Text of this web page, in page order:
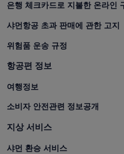
은행 체크카드로 지불한 온라인
샤먼항공 초과 판매에 관한 고지
위험품 운송 규정
항공편 정보
여행정보
소비자 안전관련 정보공개
지상 서비스
샤먼 환승 서비스
사용하여